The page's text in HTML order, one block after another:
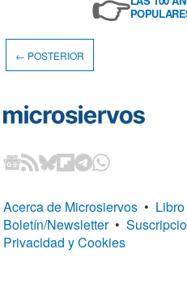
← POSTERIOR
Acerca de Microsiervos • Libro
Boletín/Newsletter •
Privacidad y Cookies